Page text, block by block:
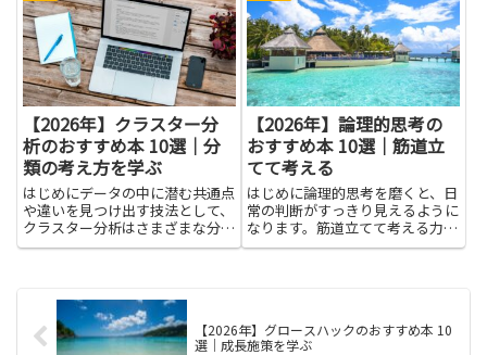
にとって、実務に直結する考え方
や作業の順序が整理された本は心
強い味方です。この記事では、
庭...
試験の点数アップを目指す人に向
けて、役立つ本の選び方や練習の
コツを、やさしい言葉でわかり...
【2026年】クラスター分
析のおすすめ本 10選｜分
類の考え方を学ぶ
はじめにデータの中に潜む共通点
や違いを見つけ出す技法として、
クラスター分析はさまざまな分野
で役立ちます。市場のセグメント
とって、直感だけで判断するより
も根拠に基づく洞察を得やすく
す...
【2026年】論理的思考の
おすすめ本 10選｜筋道立
てて考える
はじめに論理的思考を磨くと、日
常の判断がすっきり見えるように
なります。筋道立てて考える力
は、学校の勉強だけでなく、友人
し...
【2026年】グロースハックのおすすめ本 10
選｜成長施策を学ぶ